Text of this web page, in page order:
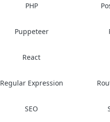
PHP
Puppeteer
React
Regular Expression
SEO